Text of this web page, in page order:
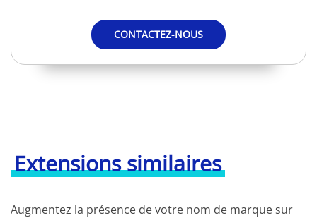
CONTACTEZ-NOUS
Extensions similaires
Augmentez la présence de votre nom de marque sur